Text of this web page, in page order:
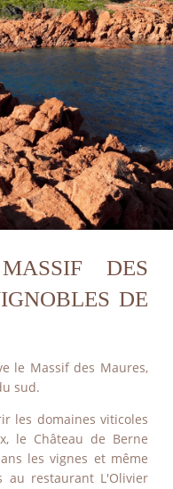
DES
DE
le Massif des Maures,
sud.
les domaines viticoles
le Château de Berne
les vignes et même
au restaurant L'Olivier